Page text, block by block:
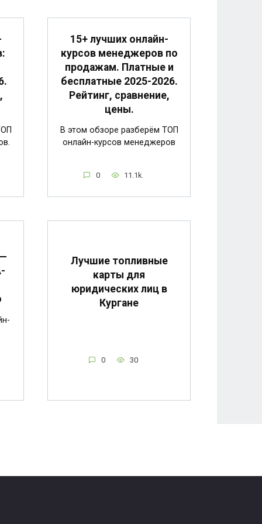
15+ лучших онлайн-
курсов менеджеров по
продажам. Платные и
бесплатные 2025-2026.
Рейтинг, сравнение,
цены.
В этом обзоре разберём ТОП
онлайн-курсов менеджеров
0 11.1k.
Лучшие топливные
карты для
юридических лиц в
Кургане
0 30